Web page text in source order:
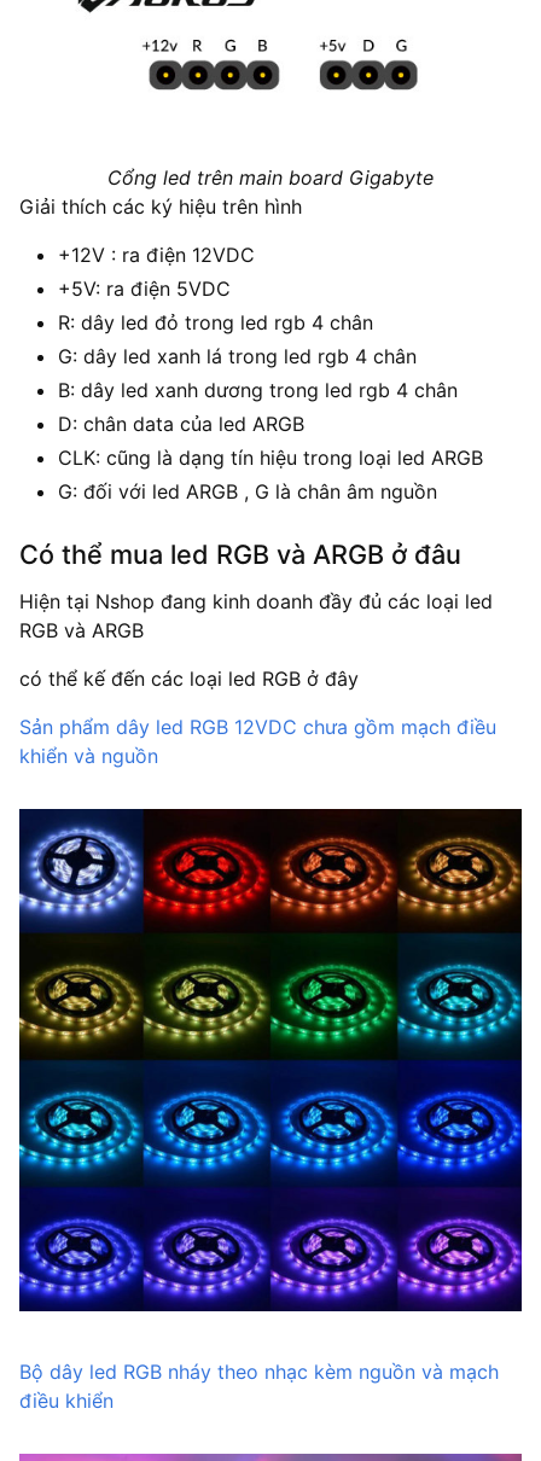
Cổng led trên main board Gigabyte
Giải thích các ký hiệu trên hình
+12V : ra điện 12VDC
+5V: ra điện 5VDC
R: dây led đỏ trong led rgb 4 chân
G: dây led xanh lá trong led rgb 4 chân
B: dây led xanh dương trong led rgb 4 chân
D: chân data của led ARGB
CLK: cũng là dạng tín hiệu trong loại led ARGB
G: đối với led ARGB , G là chân âm nguồn
Có thể mua led RGB và ARGB ở đâu
Hiện tại Nshop đang kinh doanh đầy đủ các loại led
RGB và ARGB
có thể kế đến các loại led RGB ở đây
Sản phẩm dây led RGB 12VDC chưa gồm mạch điều
khiển và nguồn
Bộ dây led RGB nháy theo nhạc kèm nguồn và mạch
điều khiển